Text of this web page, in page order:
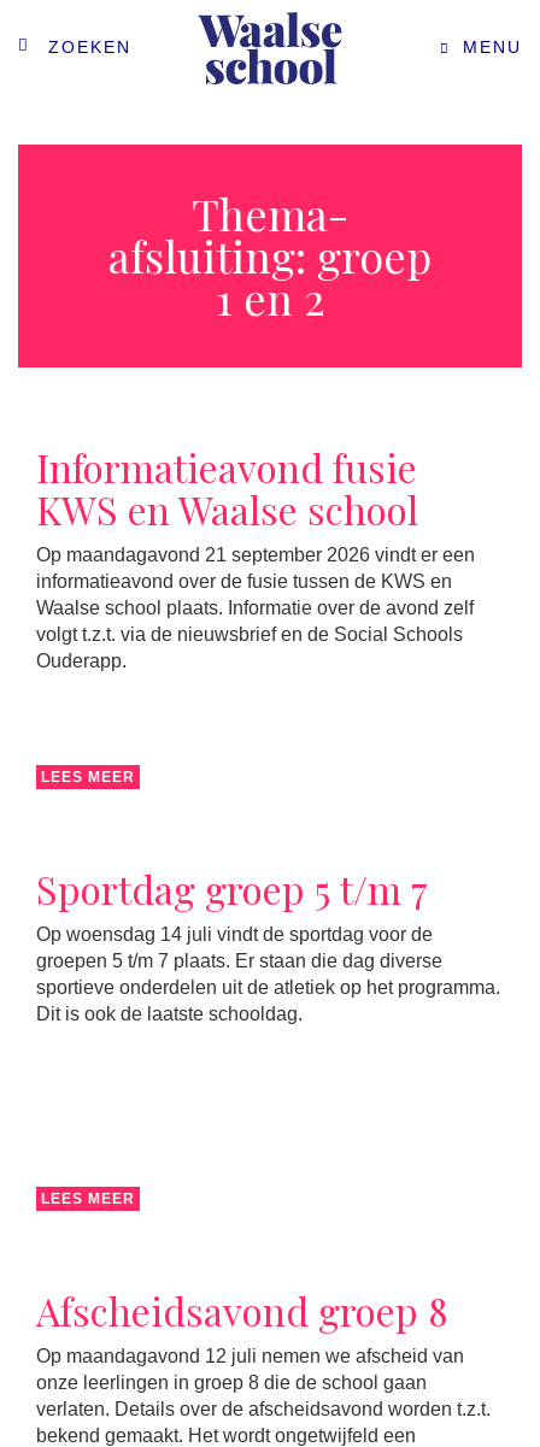
ZOEKEN MENU
Thema-
afsluiting: groep
1 en 2
Informatieavond fusie
KWS en Waalse school
Op maandagavond 21 september 2026 vindt er een
informatieavond over de fusie tussen de KWS en
Waalse school plaats. Informatie over de avond zelf
volgt t.z.t. via de nieuwsbrief en de Social Schools
Ouderapp.
LEES MEER
Sportdag groep 5 t/m 7
Op woensdag 14 juli vindt de sportdag voor de
groepen 5 t/m 7 plaats. Er staan die dag diverse
sportieve onderdelen uit de atletiek op het programma.
Dit is ook de laatste schooldag.
LEES MEER
Afscheidsavond groep 8
Op maandagavond 12 juli nemen we afscheid van
onze leerlingen in groep 8 die de school gaan
verlaten. Details over de afscheidsavond worden t.z.t.
bekend gemaakt. Het wordt ongetwijfeld een